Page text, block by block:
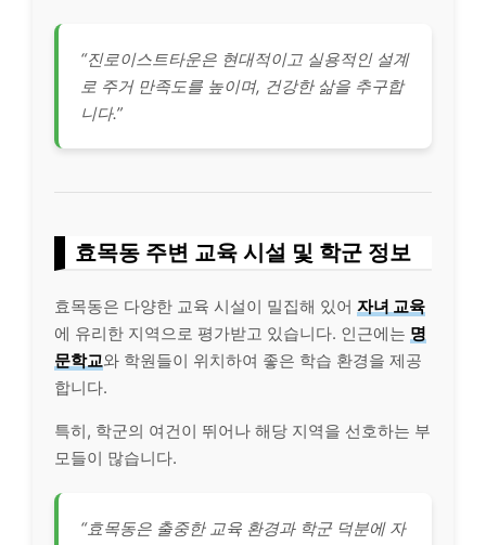
“진로이스트타운은 현대적이고 실용적인 설계
로 주거 만족도를 높이며, 건강한 삶을 추구합
니다.”
효목동 주변 교육 시설 및 학군 정보
효목동은 다양한 교육 시설이 밀집해 있어 자녀 교육
에 유리한 지역으로 평가받고 있습니다. 인근에는 명
문학교와 학원들이 위치하여 좋은 학습 환경을 제공
합니다.
특히, 학군의 여건이 뛰어나 해당 지역을 선호하는 부
모들이 많습니다.
“효목동은 출중한 교육 환경과 학군 덕분에 자